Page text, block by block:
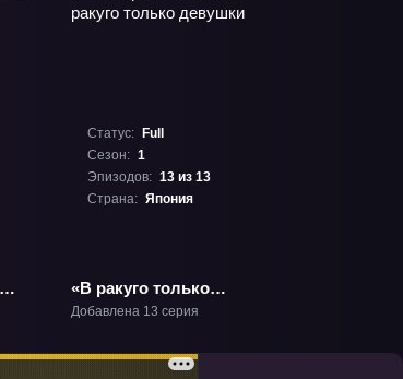
Статус:
Full
Сезон: 1
Эпизодов: 13 из 13
Страна: Япония
«В ракуго только
девушки» ТВ-1
Добавлена 13 серия